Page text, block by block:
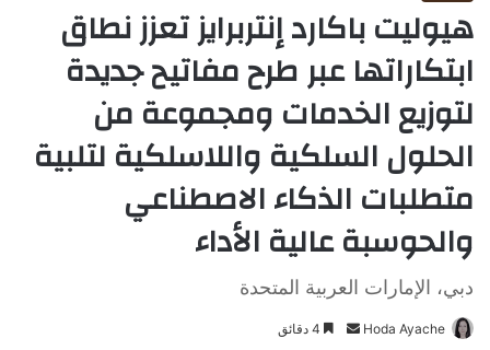
هيوليت باكارد إنتربرايز تعزز نطاق
ابتكاراتها عبر طرح مفاتيح جديدة
لتوزيع الخدمات ومجموعة من
الحلول السلكية واللاسلكية لتلبية
متطلبات الذكاء الاصطناعي
والحوسبة عالية الأداء
دبي، الإمارات العربية المتحدة
Hoda Ayache